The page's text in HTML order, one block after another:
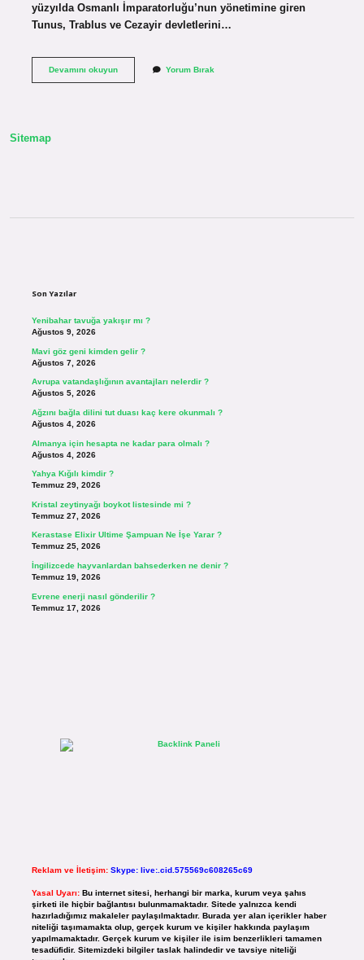
yüzyılda Osmanlı İmparatorluğu’nun yönetimine giren
Tunus, Trablus ve Cezayir devletlerini…
Devamını okuyunOsmanlıda
Yorum Bırak
Sitemap
Son Yazılar
Yenibahar tavuğa yakışır mı ?
Ağustos 9, 2026
Mavi göz geni kimden gelir ?
Ağustos 7, 2026
Avrupa vatandaşlığının avantajları nelerdir ?
Ağustos 5, 2026
Ağzını bağla dilini tut duası kaç kere okunmalı ?
Ağustos 4, 2026
Almanya için hesapta ne kadar para olmalı ?
Ağustos 4, 2026
Yahya Kığılı kimdir ?
Temmuz 29, 2026
Kristal zeytinyağı boykot listesinde mi ?
Temmuz 27, 2026
Kerastase Elixir Ultime Şampuan Ne İşe Yarar ?
Temmuz 25, 2026
İngilizcede hayvanlardan bahsederken ne denir ?
Temmuz 19, 2026
Evrene enerji nasıl gönderilir ?
Temmuz 17, 2026
Reklam ve İletişim: Skype: live:.cid.575569c608265c69
Yasal Uyarı: Bu internet sitesi, herhangi bir marka, kurum veya şahıs
şirketi ile hiçbir bağlantısı bulunmamaktadır. Sitede yalnızca kendi
hazırladığımız makaleler paylaşılmaktadır. Burada yer alan içerikler haber
niteliği taşımamakta olup, gerçek kurum ve kişiler hakkında paylaşım
yapılmamaktadır. Gerçek kurum ve kişiler ile isim benzerlikleri tamamen
tesadüfidir. Sitemizdeki bilgiler taslak halindedir ve tavsiye niteliği